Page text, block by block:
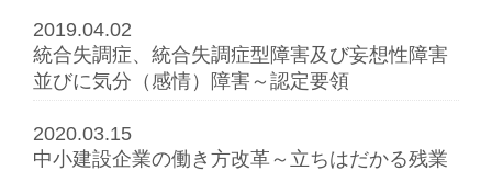
2019.04.02
統合失調症、統合失調症型障害及び妄想性障害
並びに気分（感情）障害～認定要領
2020.03.15
中小建設企業の働き方改革～立ちはだかる残業